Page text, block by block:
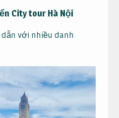
City tour Hà Nội
với nhiều danh